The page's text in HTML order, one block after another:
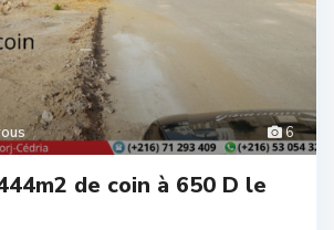
6
de coin à 650 D le